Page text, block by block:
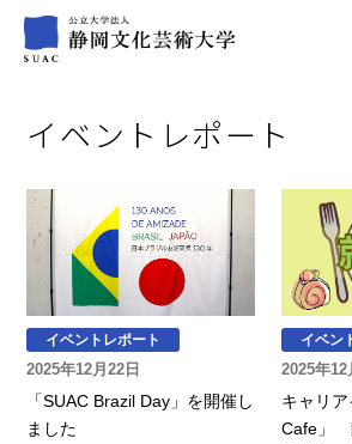
イベントレポート
イベントレポート
2025年12月22日
「SUAC Brazil Day」を開催し
ました
イベン
2025年12
キャリ
Cafe」